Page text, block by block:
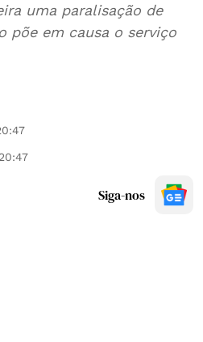
uma paralisação de
põe em causa o serviço
Siga-nos